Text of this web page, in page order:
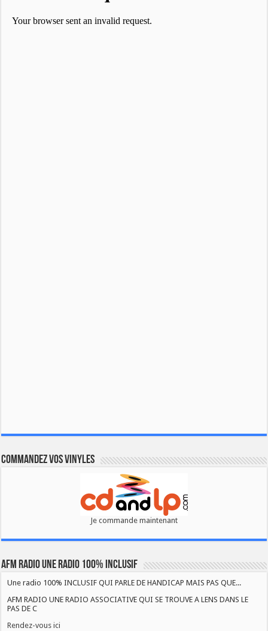
Commandez vos vinyles
Je commande maintenant
AFM RADIO UNE RADIO 100% INCLUSIF
Une radio 100% INCLUSIF QUI PARLE DE HANDICAP MAIS PAS QUE...
AFM RADIO UNE RADIO ASSOCIATIVE QUI SE TROUVE A LENS DANS LE
PAS DE C
Rendez-vous ici